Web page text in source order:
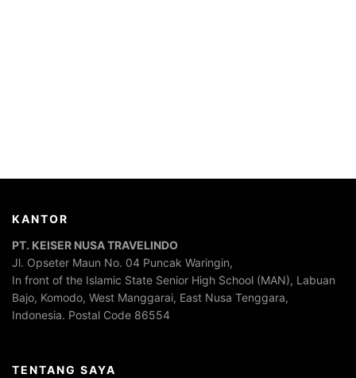
KANTOR
PT. KEISER NUSA TRAVELINDO
Jl. Opseter Maun No. 04 Puncak Waringin,
In front of the Islamic State Senior High School (MAN), Labuan
Bajo, Komodo, West Manggarai, East Nusa Tenggara,
Indonesia. Postal Code 86554
TENTANG SAYA